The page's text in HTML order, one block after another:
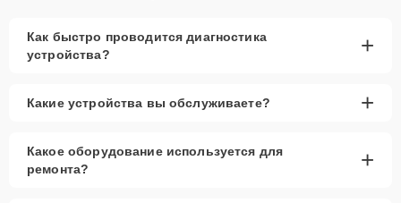
Как быстро проводится диагностика
устройства?
+
Какие устройства вы обслуживаете? +
Какое оборудование используется для
ремонта?
+